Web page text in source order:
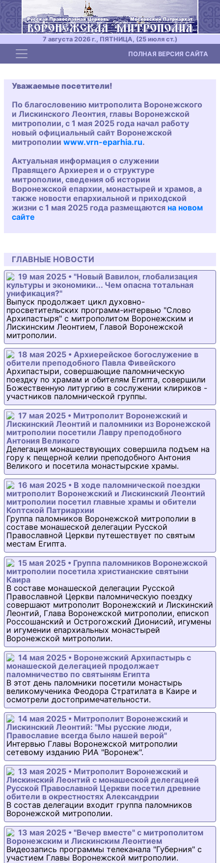
7 августа 2026 г., ПЯТНИЦА, (25 июля ст.)
Toggle navigation ПОЛНАЯ ВЕРСИЯ САЙТА
Уважаемые посетители!
По благословению митрополита Воронежского
и Лискинского Леонтия, главы Воронежской
митрополии, с 1 мая 2025 года начал работу
новый официальный сайт Воронежской
митрополии www.vrn-eparhia.ru.
Актуальная информация о служении
Правящего Архиерея и о структуре
митрополии, сведения об истории
Воронежской епархии, монастырей и храмов, а
также новости епархиальной и приходской
жизни с 1 мая 2025 года размещаются на новом
сайте
ГЛАВНЫЕ НОВОСТИ
19 мая 2025 • "Новый Вавилон, глобализация
культуры и экономики... Чем опасна тотальная
унификация?"
Выпуск продолжает цикл духовно-
просветительских программ-интервью "Слово
Архипастыря" с митрополитом Воронежским и
Лискинским Леонтием, Главой Воронежской
митрополии.
18 мая 2025 • Архиерейское богослужение в
обители преподобного Павла Фивейского
Архипастыри, совершающие паломническую
поездку по храмам и обителям Египта, совершили
Божественную литургию в сослужении клириков -
участников паломнической группы.
17 мая 2025 • Митрополит Воронежский и
Лискинский Леонтий и паломники из Воронежской
митрополии посетили Лавру преподобного
Антония Великого
Делегация монашествующих совершила подъем на
гору к пещерной келии преподобного Антония
Великого и посетила монастырские храмы.
16 мая 2025 • В ходе паломнической поездки
митрополит Воронежский и Лискинский Леонтий
митрополии посетил главные храмы и обители
Коптской Патриархии
Группа паломников Воронежской митрополии в
составе монашеской делегации Русской
Православной Церкви путешествует по святым
местам Египта.
15 мая 2025 • Группа паломников Воронежской
митрополии посетила христианские святыни
Каира
В составе монашеской делегации Русской
Православной Церкви паломническую поездку
совершают митрополит Воронежский и Лискинский
Леонтий, Глава Воронежской митрополии, епископ
Россошанский и Острогожский Дионисий, игумены
и игумении епархиальных монастырей
Воронежской митрополии.
14 мая 2025 • Воронежский Архипастырь с
монашеской делегацией продолжает
паломничество по святыням Египта
В этот день паломники посетили монастырь
великомученика Феодора Стратилата в Каире и
осмотрели достопримечательности.
14 мая 2025 • Митрополит Воронежский и
Лискинский Леонтий: "Мы русские люди,
Православие всегда было нашей верой"
Интервью Главы Воронежской митрополии
сетевому изданию РИА "Воронеж".
13 мая 2025 • Митрополит Воронежский и
Лискинский Леонтий с монашеской делегацией
Русской Православной Церкви посетил древние
обители в окрестностях Александрии
В состав делегации входит группа паломников
Воронежской митрополии.
13 мая 2025 • "Вечер вместе" с митрополитом
Воронежским и Лискинским Леонтием
Видеозапись программы телеканала "Губерния" с
участием Главы Воронежской митрополии.